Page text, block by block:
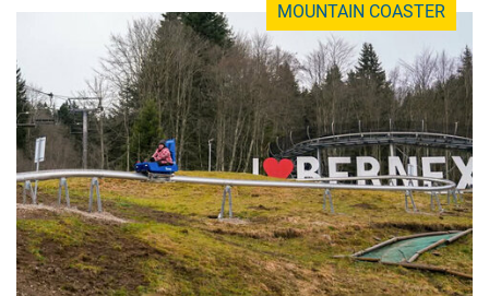
MOUNTAIN COASTER